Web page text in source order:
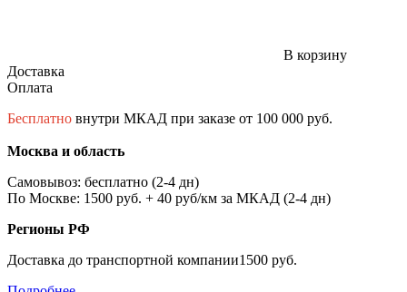
В корзину
Доставка
Оплата
Бесплатно внутри МКАД при заказе от 100 000 руб.
Москва и область
Самовывоз: бесплатно (2-4 дн)
По Москве: 1500 руб. + 40 руб/км за МКАД (2-4 дн)
Регионы РФ
Доставка до транспортной компании1500 руб.